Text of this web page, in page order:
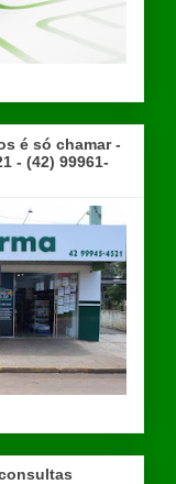
é só chamar -
- (42) 99961-